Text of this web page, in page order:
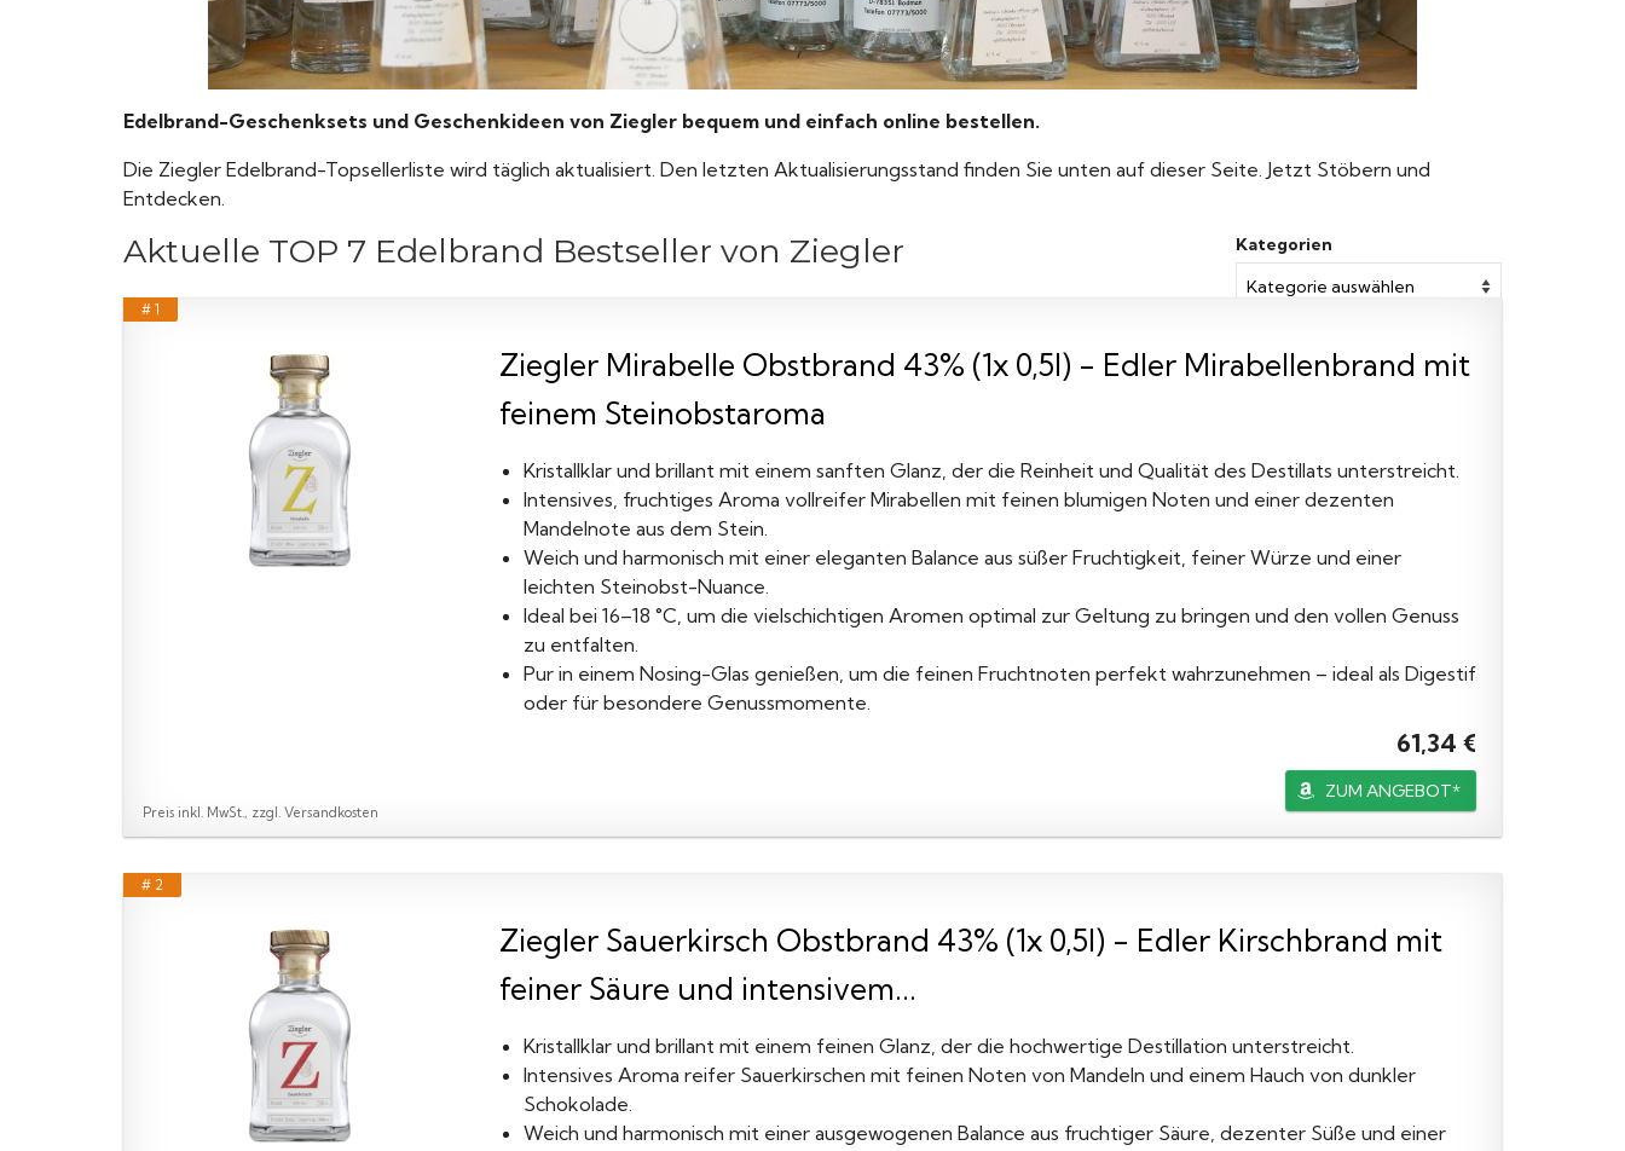
Edelbrand-Geschenksets und Geschenkideen von Ziegler bequem und einfach online bestellen.
Die Ziegler Edelbrand-Topsellerliste wird täglich aktualisiert. Den letzten Aktualisierungsstand finden Sie unten auf dieser Seite. Jetzt Stöbern und
Entdecken.
Kategorien
Aktuelle TOP 7 Edelbrand Bestseller von Ziegler
# 1
Ziegler Mirabelle Obstbrand 43% (1x 0,5l) - Edler Mirabellenbrand mit
feinem Steinobstaroma
Kristallklar und brillant mit einem sanften Glanz, der die Reinheit und Qualität des Destillats unterstreicht.
Intensives, fruchtiges Aroma vollreifer Mirabellen mit feinen blumigen Noten und einer dezenten
Mandelnote aus dem Stein.
Weich und harmonisch mit einer eleganten Balance aus süßer Fruchtigkeit, feiner Würze und einer
leichten Steinobst-Nuance.
Ideal bei 16–18 °C, um die vielschichtigen Aromen optimal zur Geltung zu bringen und den vollen Genuss
zu entfalten.
Pur in einem Nosing-Glas genießen, um die feinen Fruchtnoten perfekt wahrzunehmen – ideal als Digestif
oder für besondere Genussmomente.
61,34 €
ZUM ANGEBOT*
Preis inkl. MwSt., zzgl. Versandkosten
# 2
Ziegler Sauerkirsch Obstbrand 43% (1x 0,5l) - Edler Kirschbrand mit
feiner Säure und intensivem...
Kristallklar und brillant mit einem feinen Glanz, der die hochwertige Destillation unterstreicht.
Intensives Aroma reifer Sauerkirschen mit feinen Noten von Mandeln und einem Hauch von dunkler
Schokolade.
Weich und harmonisch mit einer ausgewogenen Balance aus fruchtiger Säure, dezenter Süße und einer